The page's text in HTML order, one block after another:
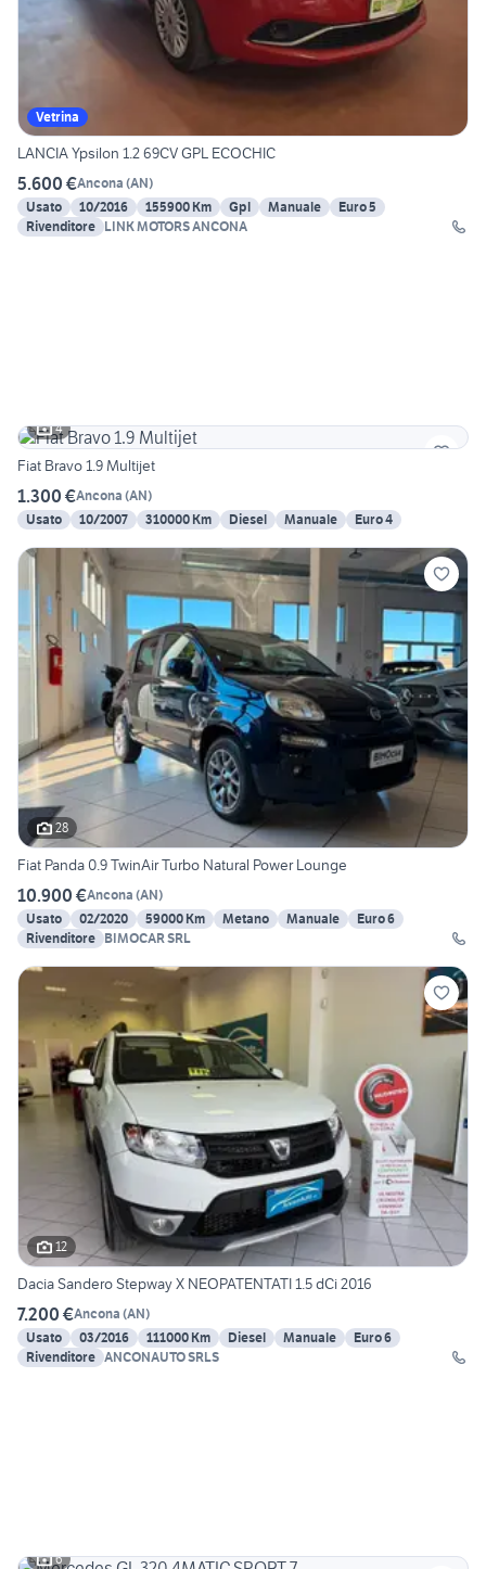
Vetrina
LANCIA Ypsilon 1.2 69CV GPL ECOCHIC
5.600 €Ancona (AN)
Usato
10/2016 155900 Km Gpl Manuale
Euro 5
Rivenditore LINK MOTORS ANCONA
4
Fiat Bravo 1.9 Multijet
1.300 €Ancona (AN)
Usato
10/2007 310000 Km Diesel Manuale Euro 4
28
Fiat Panda 0.9 TwinAir Turbo Natural Power Lounge
10.900 €Ancona (AN)
Usato
02/2020 59000 Km Metano Manuale
Euro 6
Rivenditore BIMOCAR SRL
12
Dacia Sandero Stepway X NEOPATENTATI 1.5 dCi 2016
7.200 €Ancona (AN)
Usato
03/2016 111000 Km Diesel Manuale
Euro 6
Rivenditore ANCONAUTO SRLS
6